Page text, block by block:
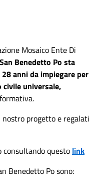
Mosaico Ente Di
Benedetto Po sta
anni da impiegare per
universale,
progetto e regalati
questo link
Benedetto Po sono: